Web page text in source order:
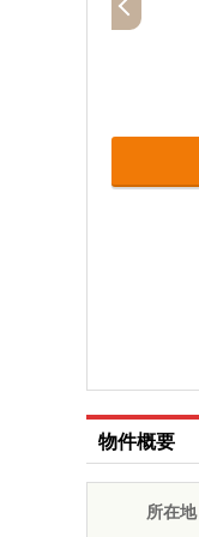
物件概要
所在地